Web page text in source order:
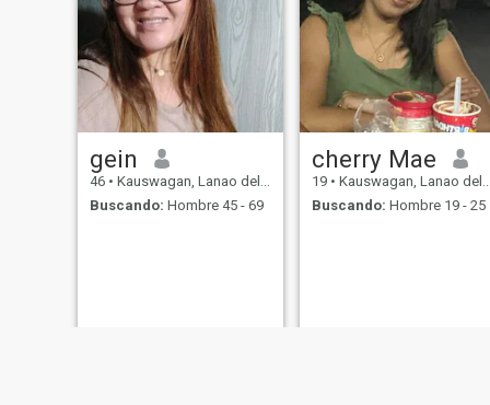
gein
46 • Kauswagan, Lanao del Norte, Filipinas
Buscando: Hombre 45 - 69
cherry Mae
19 • Kauswagan, Lanao del Norte, Filipinas
Buscando: Hombre 19 - 25